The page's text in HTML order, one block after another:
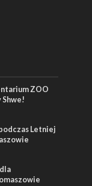
ZOO
Shwe!
Letniej